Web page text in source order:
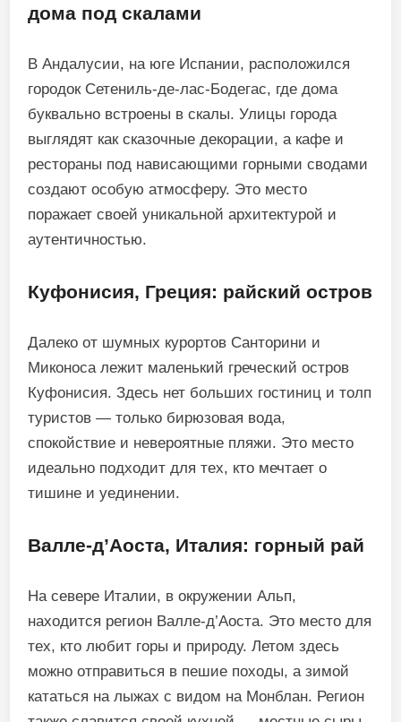
дома под скалами
В Андалусии, на юге Испании, расположился
городок Сетениль-де-лас-Бодегас, где дома
буквально встроены в скалы. Улицы города
выглядят как сказочные декорации, а кафе и
рестораны под нависающими горными сводами
создают особую атмосферу. Это место
поражает своей уникальной архитектурой и
аутентичностью.
Куфонисия, Греция: райский остров
Далеко от шумных курортов Санторини и
Миконоса лежит маленький греческий остров
Куфонисия. Здесь нет больших гостиниц и толп
туристов — только бирюзовая вода,
спокойствие и невероятные пляжи. Это место
идеально подходит для тех, кто мечтает о
тишине и уединении.
Валле-д’Аоста, Италия: горный рай
На севере Италии, в окружении Альп,
находится регион Валле-д’Аоста. Это место для
тех, кто любит горы и природу. Летом здесь
можно отправиться в пешие походы, а зимой
кататься на лыжах с видом на Монблан. Регион